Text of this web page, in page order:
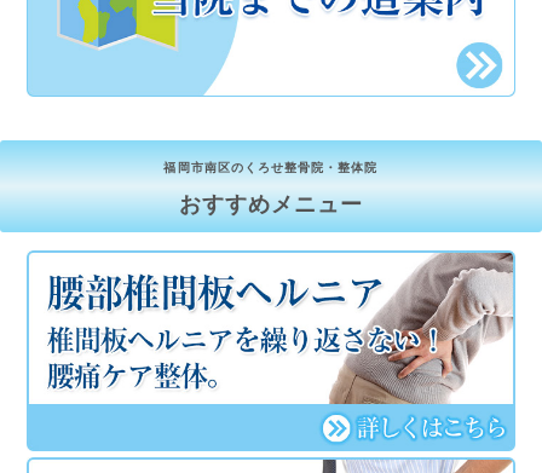
福岡市南区のくろせ整骨院・整体院
おすすめメニュー